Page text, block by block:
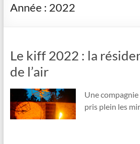
Année : 2022
Le kiff 2022 : la
de l’air
Une
pris plein les